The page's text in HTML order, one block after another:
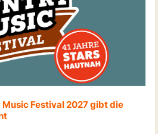
Festival 2027 gibt die